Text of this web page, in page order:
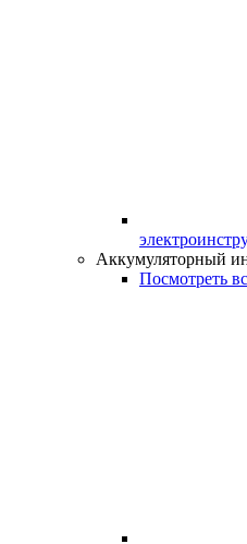
Аккумуляторный
Посмотреть